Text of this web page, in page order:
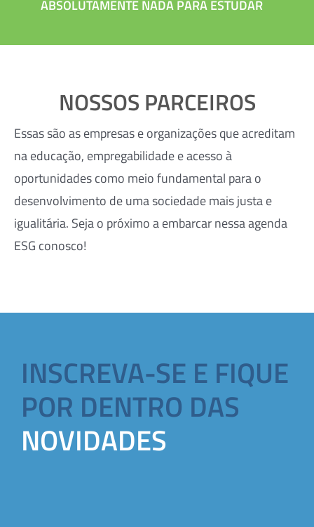
ABSOLUTAMENTE NADA PARA ESTUDAR
NOSSOS PARCEIROS
Essas são as empresas e organizações que acreditam
na educação, empregabilidade e acesso à
oportunidades como meio fundamental para o
desenvolvimento de uma sociedade mais justa e
igualitária. Seja o próximo a embarcar nessa agenda
ESG conosco!
INSCREVA-SE E FIQUE
POR DENTRO DAS
NOVIDADES